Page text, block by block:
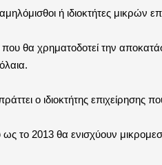
ή ιδιοκτήτες μικρών
θα χρηματοδοτεί την
ο ιδιοκτήτης επιχείρησης
το 2013 θα ενισχύουν